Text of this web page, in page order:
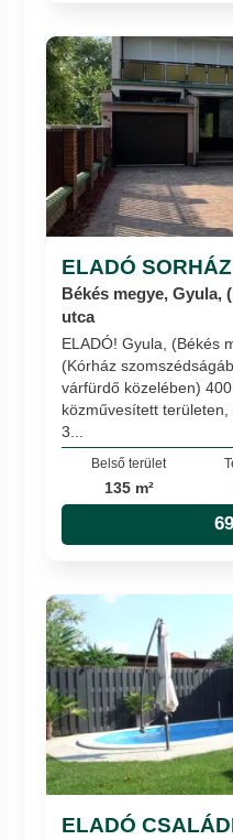
ELADÓ SORHÁZ
Békés megye, Gyula,
utca
ELADÓ! Gyula, (Békés
(Kórház
várfürdő közelében)
közművesített
3...
Belső terület
135 m²
ELADÓ